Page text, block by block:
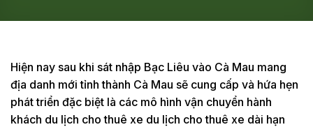
Hiện nay sau khi sát nhập Bạc Liêu vào Cà Mau mang
địa danh mới tỉnh thành Cà Mau sẽ cung cấp và hứa hẹn
phát triển đặc biệt là các mô hình vận chuyển hành
khách du lịch cho thuê xe du lịch cho thuê xe dài hạn